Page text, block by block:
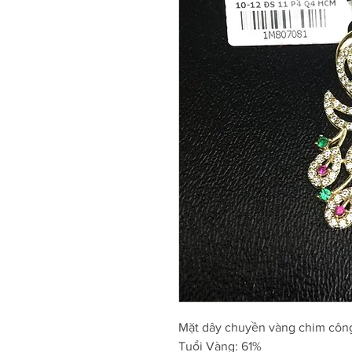
Mặt dây chuyền vàng chim
Tuổi Vàng: 61%